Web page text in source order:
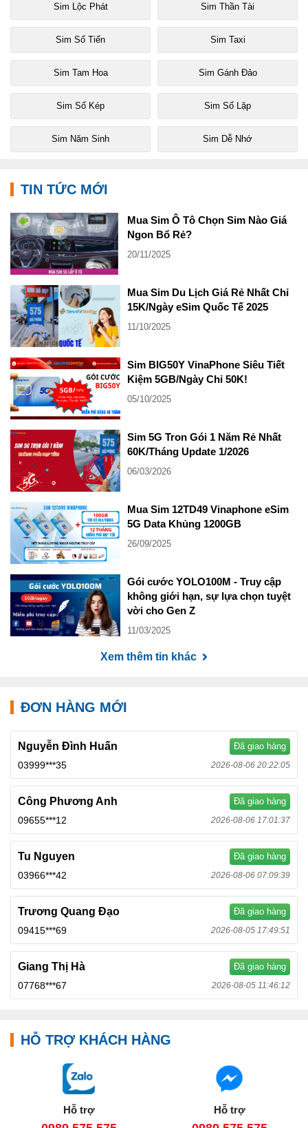
Sim Lộc Phát Sim Thần Tài
Sim Số Tiến Sim Taxi
Sim Tam Hoa Sim Gánh Đảo
Sim Số Kép Sim Số Lặp
Sim Năm Sinh Sim Dễ Nhớ
TIN TỨC MỚI
Mua Sim Ô Tô Chọn Sim Nào Giá
Ngon Bổ Rẻ?
20/11/2025
Mua Sim Du Lịch Giá Rẻ Nhất Chỉ
15K/Ngày eSim Quốc Tế 2025
11/10/2025
Sim BIG50Y VinaPhone Siêu Tiết
Kiệm 5GB/Ngày Chỉ 50K!
05/10/2025
Sim 5G Tron Gói 1 Năm Rẻ Nhất
60K/Tháng Update 1/2026
06/03/2026
Mua Sim 12TD49 Vinaphone eSim
5G Data Khủng 1200GB
26/09/2025
Gói cước YOLO100M - Truy cập
không giới hạn, sự lựa chọn tuyệt
vời cho Gen Z
11/03/2025
Xem thêm tin khác
ĐƠN HÀNG MỚI
Nguyễn Đình Huấn Đã giao hàng
03999***35 2026-08-06 20:22:05
Công Phương Anh Đã giao hàng
09655***12 2026-08-06 17:01:37
Tu Nguyen Đã giao hàng
03966***42 2026-08-06 07:09:39
Trương Quang Đạo Đã giao hàng
09415***69 2026-08-05 17:49:51
Giang Thị Hà Đã giao hàng
07768***67 2026-08-05 11:46:12
HỖ TRỢ KHÁCH HÀNG
Hỗ trợ Hỗ trợ